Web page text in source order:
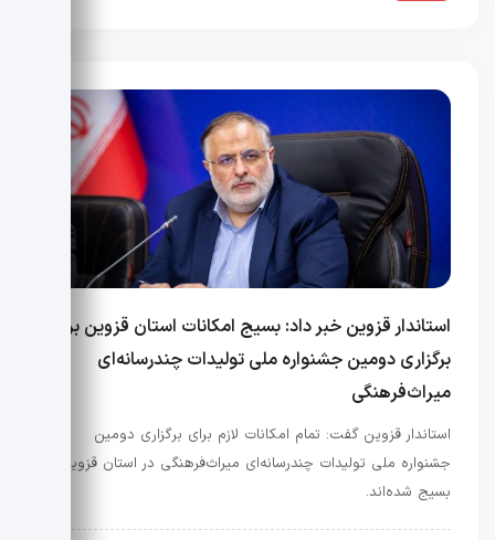
استاندار قزوین خبر داد: بسیج امکانات استان قزوین برای
برگزاری دومین جشنواره ملی تولیدات چندرسانه‌ای
میراث‌فرهنگی
استاندار قزوین گفت: تمام امکانات لازم برای برگزاری دومین
جشنواره ملی تولیدات چندرسانه‌ای میراث‌فرهنگی در استان قزوین
بسیج شده‌اند.